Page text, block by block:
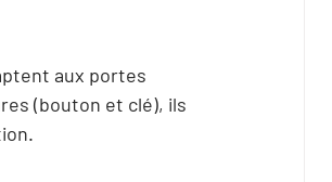
aux portes
(bouton et clé), ils